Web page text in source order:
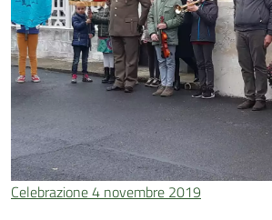
Celebrazione 4 novembre 2019